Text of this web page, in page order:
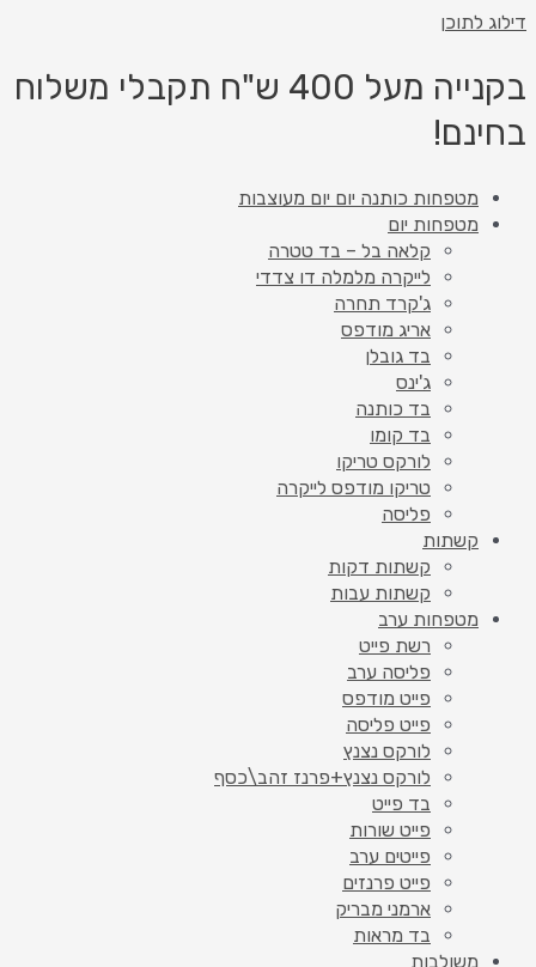
דילוג לתוכן
בקנייה מעל 400 ש"ח תקבלי משלוח
בחינם!
מטפחות כותנה יום יום מעוצבות
מטפחות יום
קלאה בל – בד טטרה
לייקרה מלמלה דו צדדי
ג'קרד תחרה
אריג מודפס
בד גובלן
ג'ינס
בד כותנה
בד קומו
לורקס טריקו
טריקו מודפס לייקרה
פליסה
קשתות
קשתות דקות
קשתות עבות
מטפחות ערב
רשת פייט
פליסה ערב
פייט מודפס
פייט פליסה
לורקס נצנץ
לורקס נצנץ+פרנז זהב\כסף
בד פייט
פייט שורות
פייטים ערב
פייט פרנזים
ארמני מבריק
בד מראות
משולבות